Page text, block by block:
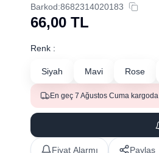
Barkod:8682314020183
66,00 TL
Renk :
Siyah Mavi Rose
En geç 7 Ağustos Cuma kargoda
Fiyat Alarmı Paylaş